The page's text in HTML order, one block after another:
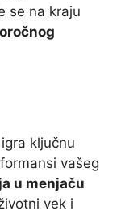
se na kraju
igra ključnu
vašeg
u menjaču
vek i